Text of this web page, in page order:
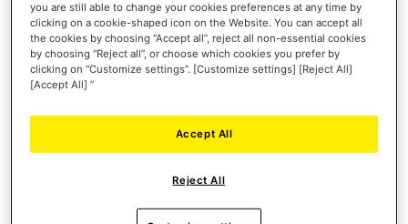
you are still able to change your cookies preferences at any time by
clicking on a cookie-shaped icon on the Website. You can accept all
the cookies by choosing “Accept all”, reject all non-essential cookies
by choosing “Reject all”, or choose which cookies you prefer by
clicking on “Customize settings”. [Customize settings] [Reject All]
[Accept All] ”
Reject All
Accept All